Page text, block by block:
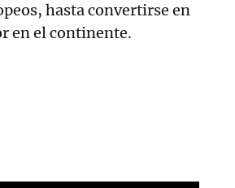
hasta convertirse en
en el continente.